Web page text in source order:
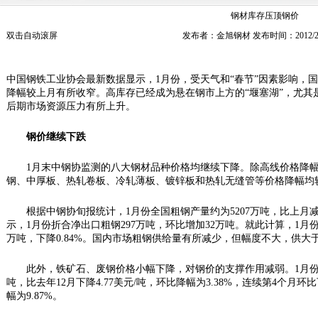
钢材库存压顶钢价
双击自动滚屏
发布者：金旭钢材 发布时间：2012/
中国钢铁工业协会最新数据显示，1月份，受天气和“春节”因素影响，
降幅较上月有所收窄。高库存已经成为悬在钢市上方的“堰塞湖”，尤
后期市场资源压力有所上升。
钢价继续下跌
1月末中钢协监测的八大钢材品种价格均继续下降。除高线价格降
钢、中厚板、热轧卷板、冷轧薄板、镀锌板和热轧无缝管等价格降幅均
根据中钢协旬报统计，1月份全国粗钢产量约为5207万吨，比上月
示，1月份折合净出口粗钢297万吨，环比增加32万吨。就此计算，1月
万吨，下降0.84%。国内市场粗钢供给量有所减少，但幅度不大，供大
此外，铁矿石、废钢价格小幅下降，对钢价的支撑作用减弱。1月
吨，比去年12月下降4.77美元/吨，环比降幅为3.38%，连续第4个月环
幅为9.87%。